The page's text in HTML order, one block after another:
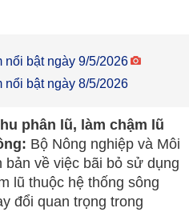
bật ngày 9/5/2026
bật ngày 8/5/2026
phân lũ, làm chậm lũ
Bộ Nông nghiệp và Môi
về việc bãi bỏ sử dụng
lũ thuộc hệ thống sông
đổi quan trọng trong